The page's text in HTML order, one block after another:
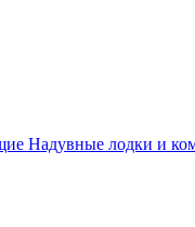
Надувные лодки и